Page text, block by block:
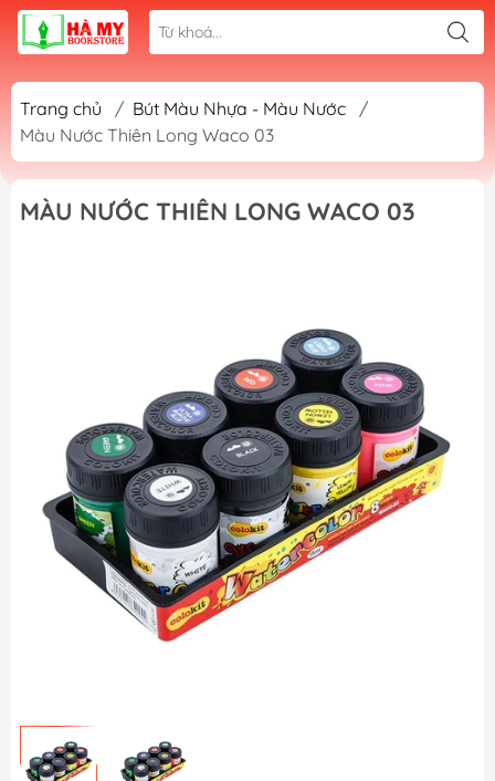
Trang chủ / Bút Màu Nhựa - Màu Nước
/
Màu Nước Thiên Long Waco 03
MÀU NƯỚC THIÊN LONG WACO 03